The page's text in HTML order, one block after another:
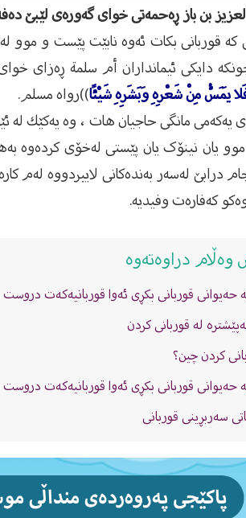
بن باز ڕەحمەتی خوای گەورەی لێبێ
قوربانی بکات ئەوە نابێت پێست و موو
دایکی ئیمانداران أم سلمة ڕەزای
يَمَسُّ مِنْ شَعْرِهِ وَبَشَرِهِ شَيْئًا))رواه مسلم.
یه‌كه‌می مانگى حاجیان هات ، وه‌ یه‌كێك له‌
یان نینۆک یان پێستى لەخۆی کردەوە
درابێ لەسەر بەندەکانی لایبردووە لەم
کەفارەت وفیدیە.
وەڵام دراوەتەوە
قوربانی بكڕی ئەوا قوربانیەكەت دروست
لە قوربانى کردن
کردن چین؟
قوربانی بكڕی ئەوا قوربانیەكەت دروست
سەربڕینى قوربانی